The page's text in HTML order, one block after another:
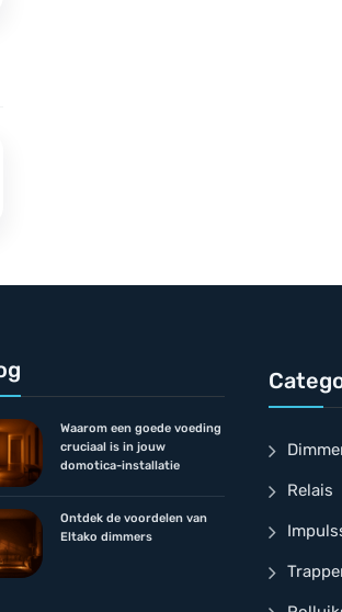
Waarom een goede voeding
cruciaal is in jouw
domotica-installatie
Ontdek de voordelen van
Eltako dimmers
Relais